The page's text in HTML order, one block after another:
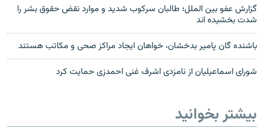
گزارش عفو بین الملل؛ طالبان سرکوب شدید و موارد نقض حقوق بشر را
شدت بخشیده اند
باشنده گان پامیر بدخشان، خواهان ایجاد مراکز صحی و مکاتب هستند
شورای اسماعیلیان از نامزدی اشرف غنی احمدزی حمایت کرد
بیشتر بخوانید